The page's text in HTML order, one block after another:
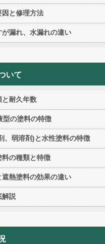
因と修理方法
が漏れ、水漏れの違い
いて
と耐久年数
型の塗料の特徴
、弱溶剤)と水性塗料の特徴
料の種類と特徴
遮熱塗料の効果の違い
解説